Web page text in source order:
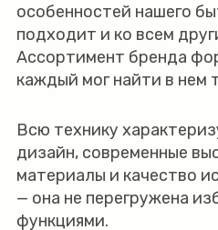
особенностей нашего
подходит и ко всем
Ассортимент бренда
каждый мог найти в нем
Всю технику
дизайн, современные
материалы и качество
— она не перегружена
функциями.